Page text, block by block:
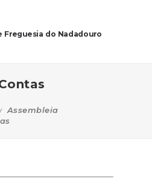
Freguesia do Nadadouro
Assembleia